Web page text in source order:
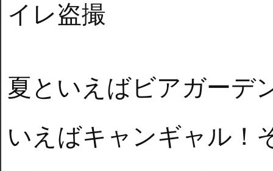
イレ盗撮
夏といえばビアガーデ
いえばキャンギャル！